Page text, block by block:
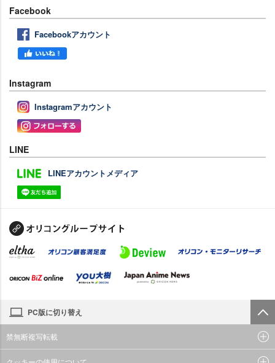
Facebook
Facebookアカウント
Instagram
Instagramアカウント
LINE
LINEアカウントメディア
PC版に切り替え
禁無断複写転載